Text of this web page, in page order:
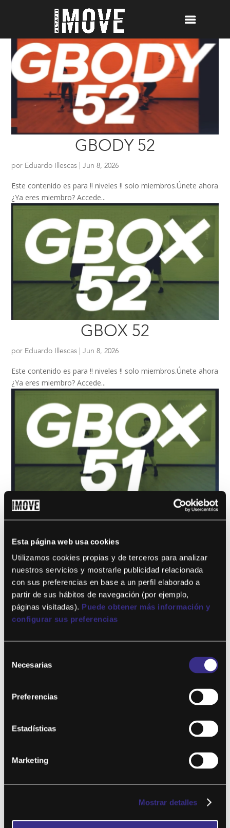
Esta página web usa cookies
Utilizamos cookies propias y de terceros para analizar
nuestros servicios y mostrarle publicidad relacionada
con sus preferencias en base a un perfil elaborado a
partir de sus hábitos de navegación (por ejemplo,
páginas visitadas). Puede obtener más información y
configurar sus preferencias
Necesarias
Preferencias
Estadísticas
Marketing
Mostrar detalles
GBODY 52
por Eduardo Illescas |Jun 8, 2026
Este contenido es para !! niveles !! solo miembros.Únete ahora
¿Ya eres miembro? Accede...
GBOX 52
por Eduardo Illescas |Jun 8, 2026
Este contenido es para !! niveles !! solo miembros.Únete ahora
¿Ya eres miembro? Accede...
GBOX 51
Eduardo Illescas
Este contenido es para !! niveles !! solo miembros.Únete ahora
¿Ya eres miembro? Accede...
Este contenido es para !! niveles !! solo miembros.Únete ahora